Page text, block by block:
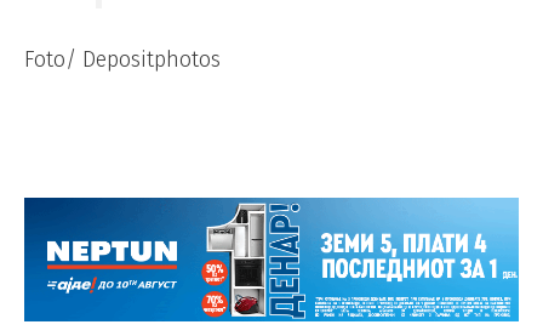
Foto/ Depositphotos